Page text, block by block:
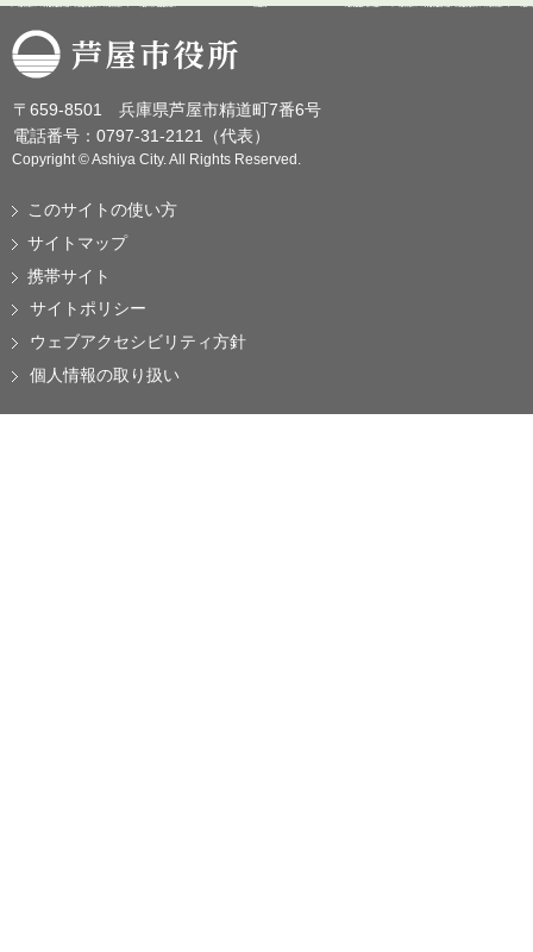
芦屋市役所
〒659-8501 兵庫県芦屋市精道町7番6号
電話番号：0797-31-2121（代表）
Copyright © Ashiya City. All Rights Reserved.
このサイトの使い方
サイトマップ
携帯サイト
サイトポリシー
ウェブアクセシビリティ方針
個人情報の取り扱い